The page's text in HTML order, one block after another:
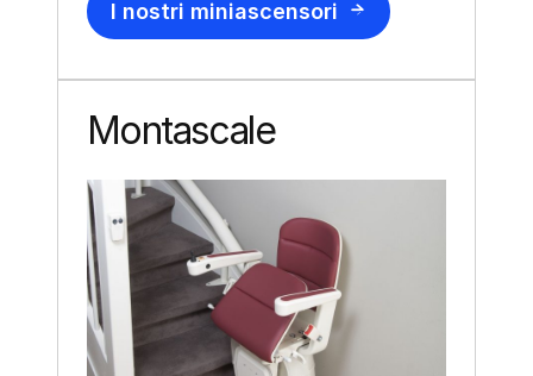
I nostri miniascensori
Montascale